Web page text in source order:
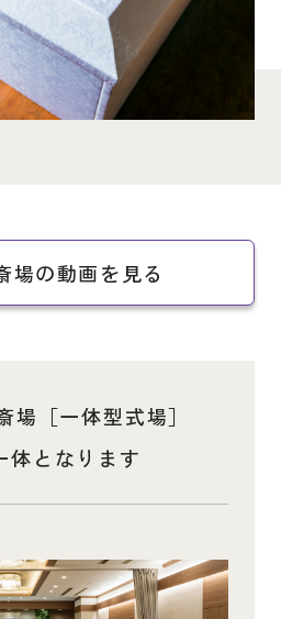
場の動画を見る
場［一体型式場］
体となります